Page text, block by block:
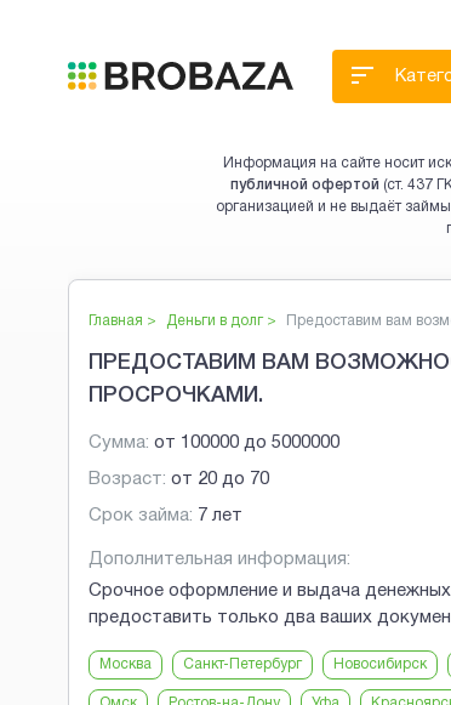
Информация на сайте носит
публичной офертой (ст. 437
организацией и не выдаёт
Главная > Деньги в долг> Предоставим вам
ПРЕДОСТАВИМ ВАМ
ПРОСРОЧКАМИ.
Сумма: от 100000 до 5000000
Возраст: от 20 до 70
Срок займа: 7 лет
Дополнительная информация:
Срочное оформление и выдача
предоставить только два ваших
Москва Санкт-Петербург Новосибирск